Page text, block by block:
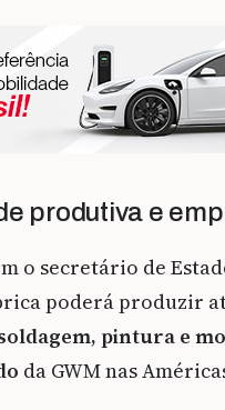
produtiva e
o secretário de
poderá produzir
pintura e
da GWM nas